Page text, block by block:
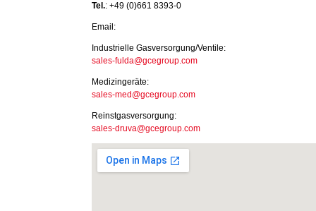
Tel.: +49 (0)661 8393-0
Email:
Industrielle Gasversorgung/Ventile:
sales-fulda@gcegroup.com
Medizingeräte:
sales-med@gcegroup.com
Reinstgasversorgung:
sales-druva@gcegroup.com